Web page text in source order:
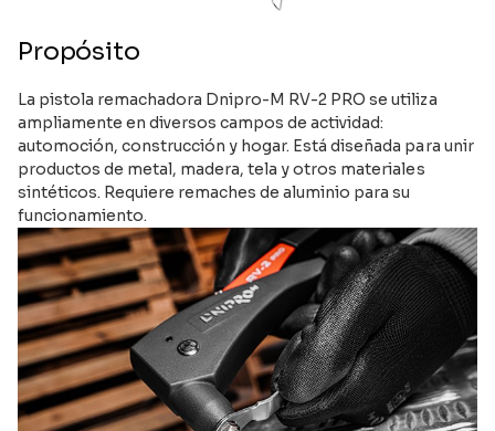
Propósito
La pistola remachadora Dnipro-M RV-2 PRO se utiliza
ampliamente en diversos campos de actividad:
automoción, construcción y hogar. Está diseñada para unir
productos de metal, madera, tela y otros materiales
sintéticos. Requiere remaches de aluminio para su
funcionamiento.